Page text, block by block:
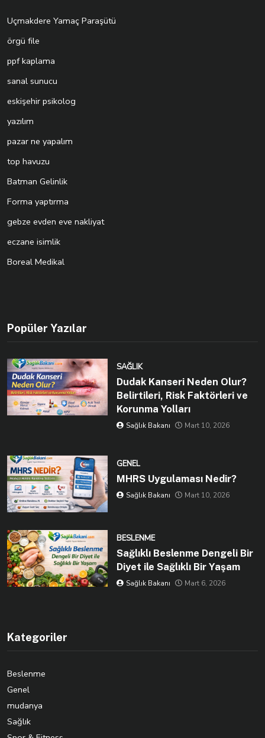
Uçmakdere Yamaç Paraşütü
örgü file
ppf kaplama
sanal sunucu
eskişehir psikolog
yazılım
pazar ne yapalım
top havuzu
Batman Gelinlik
Forma yaptırma
gebze evden eve nakliyat
eczane isimlik
Boreal Medikal
Popüler Yazılar
SAĞLIK
Dudak Kanseri Neden Olur?
Belirtileri, Risk Faktörleri ve
Korunma Yolları
Sağlık Bakanı Mart 10, 2026
GENEL
MHRS Uygulaması Nedir?
Sağlık Bakanı Mart 10, 2026
BESLENME
Sağlıklı Beslenme Dengeli Bir
Diyet ile Sağlıklı Bir Yaşam
Sağlık Bakanı Mart 6, 2026
Kategoriler
Beslenme
Genel
mudanya
Sağlık